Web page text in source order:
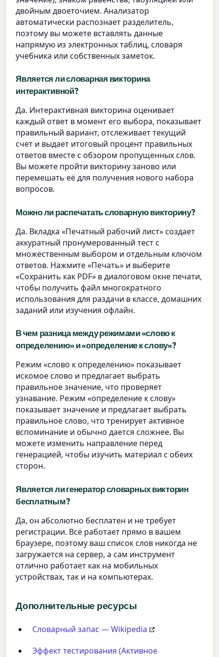
двойным двоеточием. Анализатор
автоматически распознает разделитель,
поэтому вы можете вставлять данные
напрямую из электронных таблиц, словаря
учебника или собственных заметок.
Является ли словарная викторина
интерактивной?
Да. Интерактивная викторина оценивает
каждый ответ в момент его выбора, показывает
правильный вариант, отслеживает текущий
счет и выдает итоговый процент правильных
ответов вместе с обзором пропущенных слов.
Вы можете пройти викторину заново или
перемешать её для получения нового набора
вопросов.
Можно ли распечатать словарную викторину?
Да. Вкладка «Печатный рабочий лист» создает
аккуратный пронумерованный тест с
множественным выбором и отдельным ключом
ответов. Нажмите «Печать» и выберите
«Сохранить как PDF» в диалоговом окне печати,
чтобы получить файл многократного
использования для раздачи в классе, домашних
заданий или изучения офлайн.
В чем разница между режимами «слово к
определению» и «определение к слову»?
Режим «слово к определению» показывает
искомое слово и предлагает выбрать
правильное значение, что проверяет
узнавание. Режим «определение к слову»
показывает значение и предлагает выбрать
правильное слово, что тренирует активное
вспоминание и обычно дается сложнее. Вы
можете изменить направление перед
генерацией, чтобы изучить материал с обеих
сторон.
Является ли генератор словарных викторин
бесплатным?
Да, он абсолютно бесплатен и не требует
регистрации. Всё работает прямо в вашем
браузере, поэтому ваш список слов никогда не
загружается на сервер, а сам инструмент
отлично работает как на мобильных
устройствах, так и на компьютерах.
Дополнительные ресурсы
Словарный запас — Wikipedia
Эффект тестирования (Активное